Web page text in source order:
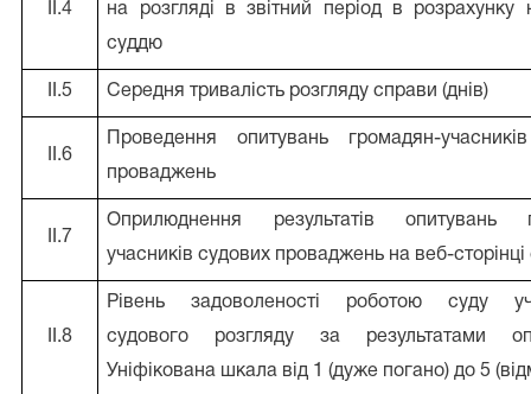
II.4 на розгляді в звітний період в розрахунку
суддю
II.5 Середня тривалість розгляду справи (днів)
II.6
Проведення опитувань громадян-
проваджень
II.7
Оприлюднення результатів опитувань
учасників судових проваджень на веб-сторінці
II.8
Рівень задоволеності роботою суду
судового розгляду за результатами
Уніфікована шкала від 1 (дуже погано) до 5